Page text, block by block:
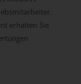
erhalten Sie